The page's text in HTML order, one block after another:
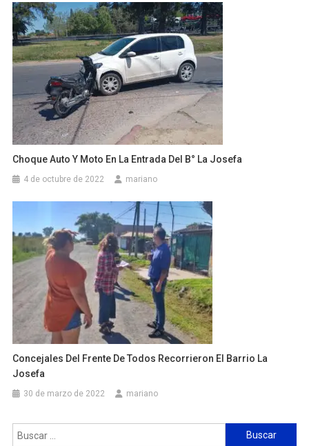
Choque Auto Y Moto En La Entrada Del B° La Josefa
4 de octubre de 2022 mariano
Concejales Del Frente De Todos Recorrieron El Barrio La
Josefa
30 de marzo de 2022 mariano
Buscar: